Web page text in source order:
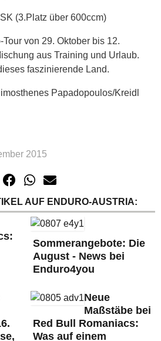
(3.Platz über 600ccm)
von 29. Oktober bis 12.
aus Training und Urlaub.
faszinierende Land.
Papadopoulos/Kreidl
2015
AUF ENDURO-AUSTRIA:
Sommerangebote: Die
August - News bei
Enduro4you
Neue
Maßstäbe bei
Red Bull Romaniacs:
Was auf einem